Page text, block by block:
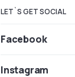
LET`S GET SOCIAL
Facebook
Instagram